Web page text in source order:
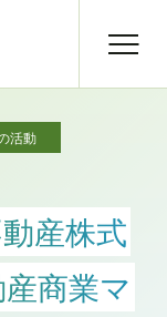
活動
産株式
商業マ